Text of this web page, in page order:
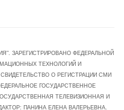
ЗАРЕГИСТРИРОВАНО ФЕДЕРАЛЬНОЙ
ТЕХНОЛОГИЙ И
О РЕГИСТРАЦИИ СМИ
ГОСУДАРСТВЕННОЕ
ТЕЛЕВИЗИОННАЯ И
ПАНИНА ЕЛЕНА ВАЛЕРЬЕВНА.